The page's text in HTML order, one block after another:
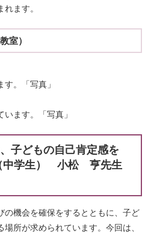
ます。
室）
。「写真」
ます。「写真」
子どもの自己肯定感を
中学生） 小松 亨先生
機会を確保をするとともに、子ど
所が求められています。今回は、